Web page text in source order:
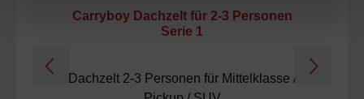
Carryboy Dachzelt für 2-3 Personen
Serie 1
Dachzelt 2-3 Personen für Mittelklasse /